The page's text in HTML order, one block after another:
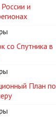
и
со Спутника в
План по